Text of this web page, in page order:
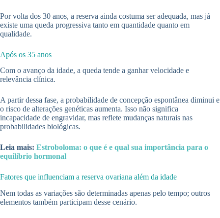
Por volta dos 30 anos, a reserva ainda costuma ser adequada, mas já
existe uma queda progressiva tanto em quantidade quanto em
qualidade.
Após os 35 anos
Com o avanço da idade, a queda tende a ganhar velocidade e
relevância clínica.
A partir dessa fase, a probabilidade de concepção espontânea diminui e
o risco de alterações genéticas aumenta. Isso não significa
incapacidade de engravidar, mas reflete mudanças naturais nas
probabilidades biológicas.
Leia mais: Estroboloma: o que é e qual sua importância para o
equilíbrio hormonal
Fatores que influenciam a reserva ovariana além da idade
Nem todas as variações são determinadas apenas pelo tempo; outros
elementos também participam desse cenário.